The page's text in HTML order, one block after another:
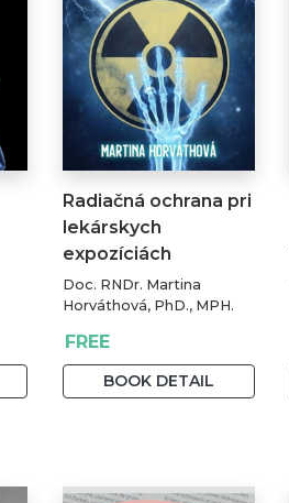
Radiačná ochrana pri
lekárskych
expozíciách
Doc. RNDr. Martina
Horváthová, PhD., MPH.
FREE
BOOK DETAIL